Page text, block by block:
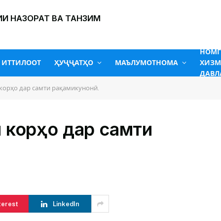
НАЗОРАТ ВА ТАНЗИМ
ИТТИЛООТ ҲУҶҶАТҲО МАЪЛУМОТНОМА
дар самти рақамикунонӣ.
корҳо дар самти
LinkedIn